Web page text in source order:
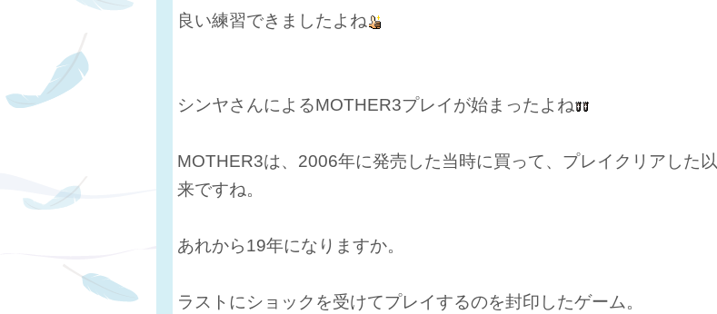
良い練習できましたよね
シンヤさんによるMOTHER3プレイが始まったよね
MOTHER3は、2006年に発売した当時に買って、プレイクリアした以
来ですね。
あれから19年になりますか。
ラストにショックを受けてプレイするのを封印したゲーム。